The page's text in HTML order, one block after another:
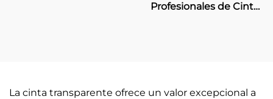
Profesionales de Cinta
La cinta transparente ofrece un valor excepcional a